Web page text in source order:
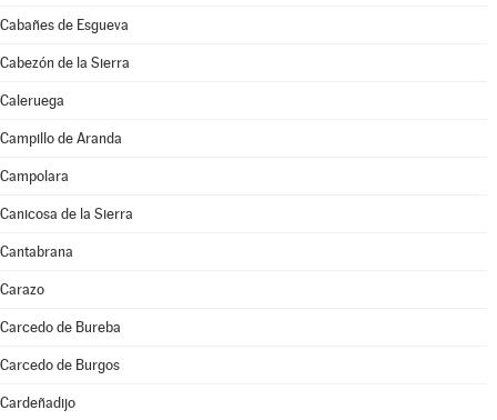
Cabañes de Esgueva
Cabezón de la Sierra
Caleruega
Campillo de Aranda
Campolara
Canicosa de la Sierra
Cantabrana
Carazo
Carcedo de Bureba
Carcedo de Burgos
Cardeñadijo